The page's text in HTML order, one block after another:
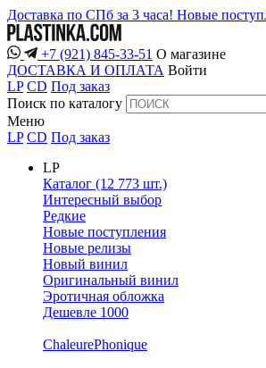
Доставка по СПб за 3 часа! Новые
+7 (921) 845-33-51 О магазине
ДОСТАВКА И ОПЛАТА Войти
LP CD Под заказ
Поиск по каталогу
Меню
LP CD Под заказ
LP
Каталог (12 773 шт.)
Интересный выбор
Редкие
Новые поступления
Новые релизы
Новый винил
Оригинальный винил
Эротичная обложка
Дешевле 1000
ChaleurePhonique